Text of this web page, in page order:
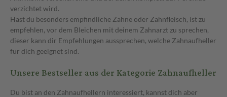
verzichtet wird.
Hast du besonders empfindliche Zähne oder Zahnfleisch, ist zu
empfehlen, vor dem Bleichen mit deinem Zahnarzt zu sprechen,
dieser kann dir Empfehlungen aussprechen, welche Zahnaufheller
für dich geeignet sind.
Unsere Bestseller aus der Kategorie Zahnaufheller
Du bist an den Zahnaufhellern interessiert, kannst dich aber